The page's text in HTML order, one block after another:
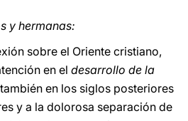
y hermanas:
sobre el Oriente cristiano,
en el desarrollo de la
en los siglos posteriores
y a la dolorosa separación de